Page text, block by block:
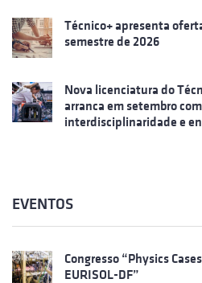
Técnico+ apresenta
semestre de 2026
Nova licenciatura do
arranca em setembro
interdisciplinaridade e
EVENTOS
Congresso “Physics
EURISOL-DF”